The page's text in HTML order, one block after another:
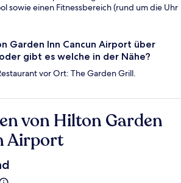
sowie einen Fitnessbereich (rund um die Uhr
Garden Inn Cancun Airport über
gibt es welche in der Nähe?
vor Ort: The Garden Grill.
von Hilton Garden
Airport